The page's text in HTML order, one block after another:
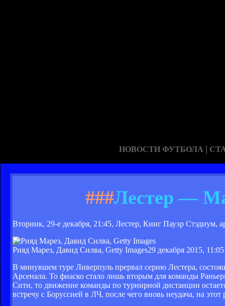
НОВОСТИ ФУТБОЛА |
###Лестер —
Вторник, 29-е декабря, 21:45, Лестер, Кинг Пауэр Стэдиум,
Рияд Марез, Давид Силва, Getty Images29 декабря 2015, 11:05
В минувшем туре Ливерпуль прервал серию Лестера,
Арсенала. То фиаско стало лишь вторым для команды
Сити, то движение команды по турнирной дистанции
встречу с Боруссией в ЛЧ, после чего вновь неудача, на